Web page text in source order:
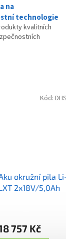
na
technologie
kvalitních
okružní pila
2x18V/5,0Ah
757 Kč
Kód: